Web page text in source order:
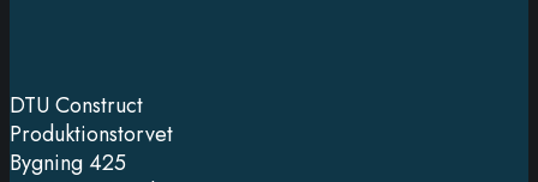
DTU Construct
Produktionstorvet
Bygning 425